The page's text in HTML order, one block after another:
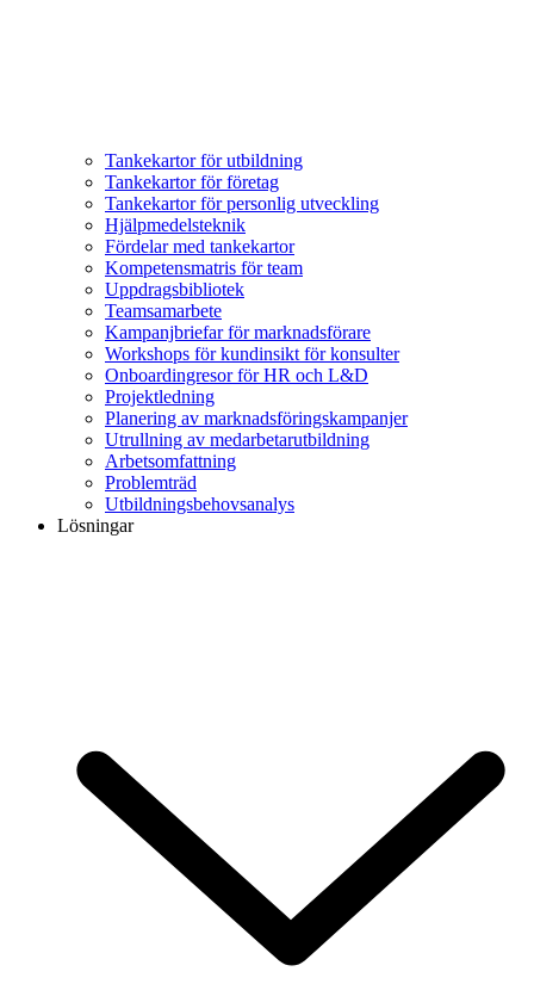
Tankekartor för utbildning
Tankekartor för företag
Tankekartor för personlig utveckling
Hjälpmedelsteknik
Fördelar med tankekartor
Kompetensmatris för team
Uppdragsbibliotek
Teamsamarbete
Kampanjbriefar för marknadsförare
Workshops för kundinsikt för konsulter
Onboardingresor för HR och L&D
Projektledning
Planering av marknadsföringskampanjer
Utrullning av medarbetarutbildning
Arbetsomfattning
Problemträd
Utbildningsbehovsanalys
Lösningar